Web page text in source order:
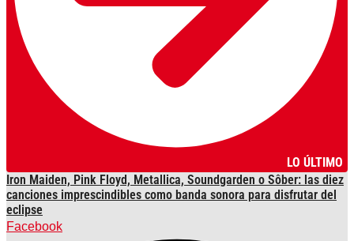
LO ÚLTIMO
Iron Maiden, Pink Floyd, Metallica, Soundgarden o Sôber: las diez
canciones imprescindibles como banda sonora para disfrutar del
eclipse
Facebook